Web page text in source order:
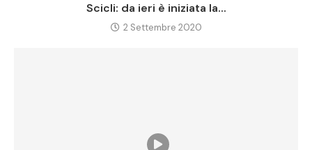
Scicli: da ieri è iniziata la...
2 Settembre 2020